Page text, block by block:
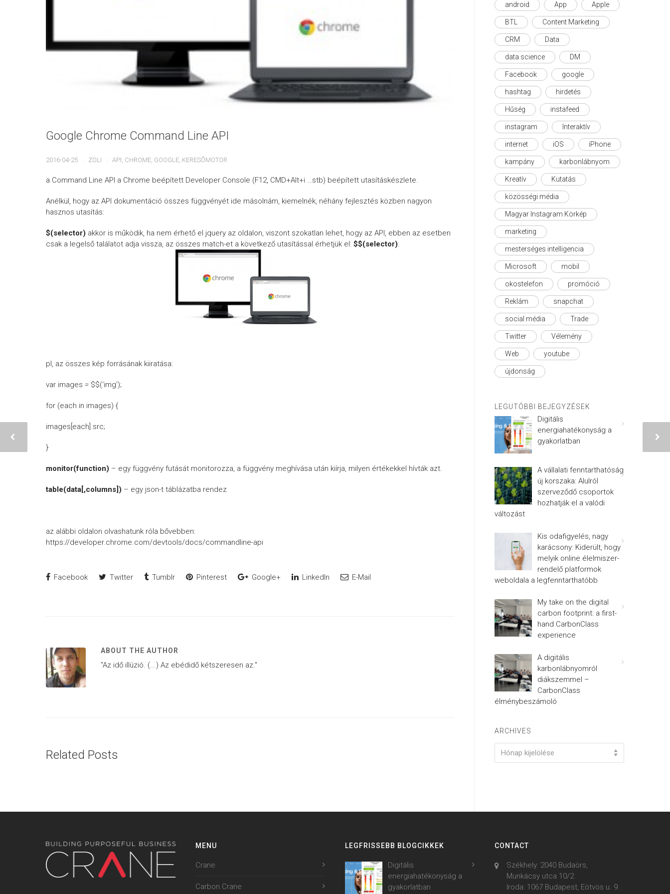
Google Chrome Command Line API
2016-04-25 ZOLI API CHROME GOOGLE KERESŐMOTOR
a Command Line API a Chrome beépített Developer Console (F12, CMD+Alt+i …stb) beépített utasításkészlete.
Anélkül, hogy az API dokumentáció összes függvényét ide másolnám, kiemelnék, néhány fejlesztés közben nagyon
hasznos utasítás:
$(selector) akkor is működik, ha nem érhető el jquery az oldalon, viszont szokatlan lehet, hogy az API, ebben az esetben
csak a legelső találatot adja vissza, az összes match-et a következő utasítással érhetjük el: $$(selector).
pl, az összes kép forrásának kiiratása:
var images = $$(‘img’);
for (each in images) {
images[each].src;
}
monitor(function) – egy függvény futását monitorozza, a függvény meghívása után kiírja, milyen értékekkel hívták azt.
table(data[,columns]) – egy json-t táblázatba rendez
az alábbi oldalon olvashatunk róla bővebben:
https://developer.chrome.com/devtools/docs/commandline-api
Facebook Twitter Tumblr Pinterest Google+ LinkedIn E-Mail
ABOUT THE AUTHOR
"Az idő illúzió. (...) Az ebédidő kétszeresen az."
Related Posts
android App Apple
BTL Content Marketing
CRM Data
data science DM
Facebook google
hashtag hirdetés
Hűség instafeed
instagram Interaktív
internet iOS iPhone
kampány karbonlábnyom
Kreatív Kutatás
közösségi média
Magyar Instagram Körkép
marketing
mesterséges intelligencia
Microsoft mobil
okostelefon promóció
Reklám snapchat
social média Trade
Twitter Vélemény
Web youtube
újdonság
LEGUTÓBBI BEJEGYZÉSEK
Digitális
energiahatékonyság a
gyakorlatban
A vállalati fenntarthatóság
új korszaka: Alulról
szerveződő csoportok
hozhatják el a valódi
változást
Kis odafigyelés, nagy
karácsony: Kiderült, hogy
melyik online élelmiszer-
rendelő platformok
weboldala a legfenntarthatóbb
My take on the digital
carbon footprint: a first-
hand CarbonClass
experience
A digitális
karbonlábnyomról
diákszemmel –
CarbonClass
élménybeszámoló
ARCHIVES
Hónap kijelölése
MENU
Crane
Carbon.Crane
LEGFRISSEBB BLOGCIKKEK
Digitális
energiahatékonyság a
gyakorlatban
CONTACT
Székhely: 2040 Budaörs,
Munkácsy utca 10/2.
Iroda: 1067 Budapest, Eötvös u. 9.